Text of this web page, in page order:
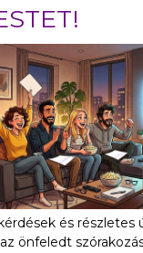
és részletes
önfeledt